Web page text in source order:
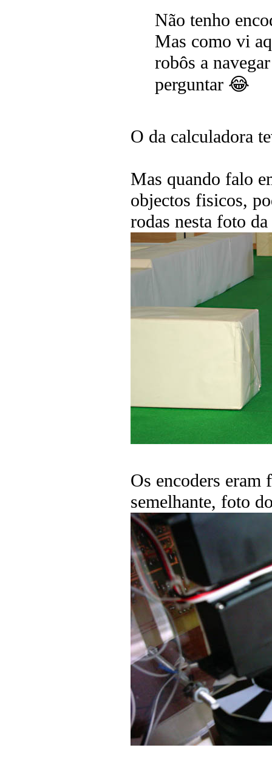
Não tenho
Mas como vi
robôs a
perguntar 😂
O da calculadora
Mas quando falo
objectos fisicos,
rodas nesta foto
Os encoders eram
semelhante, foto